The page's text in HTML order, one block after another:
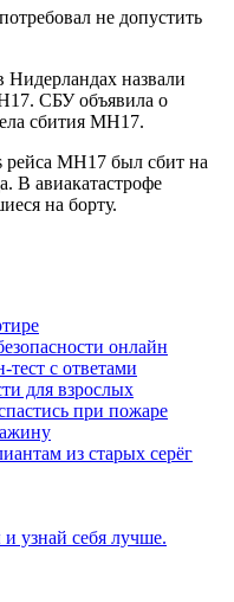
не допустить
назвали
СБУ объявила о
сбития MH17.
MH17 был сбит на
В авиакатастрофе
на борту.
онлайн
с ответами
для взрослых
при пожаре
из старых серёг
узнай себя лучше.